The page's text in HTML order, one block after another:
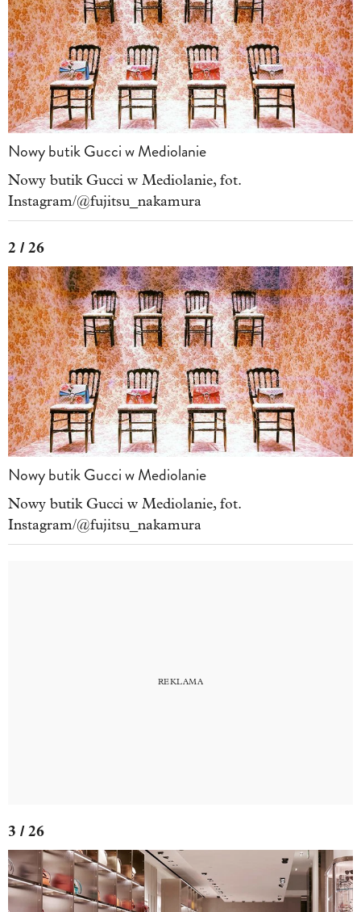
Nowy butik Gucci w Mediolanie
Nowy butik Gucci w Mediolanie, fot.
Instagram/@fujitsu_nakamura
2 / 26
Nowy butik Gucci w Mediolanie
Nowy butik Gucci w Mediolanie, fot.
Instagram/@fujitsu_nakamura
3 / 26